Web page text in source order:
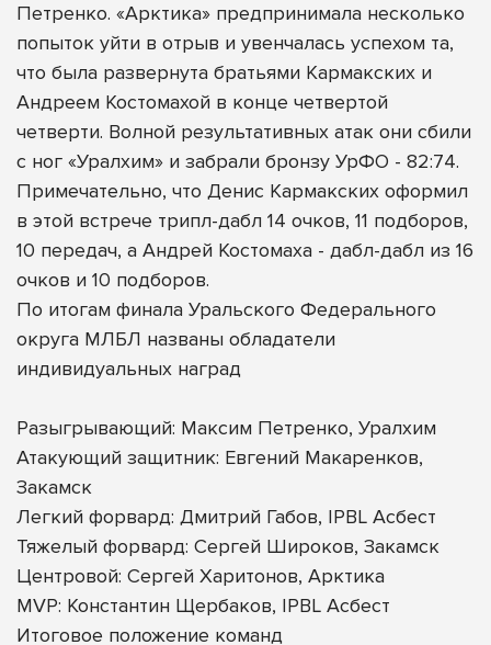
Петренко. «Арктика» предпринимала несколько
попыток уйти в отрыв и увенчалась успехом та,
что была развернута братьями Кармакских и
Андреем Костомахой в конце четвертой
четверти. Волной результативных атак они сбили
с ног «Уралхим» и забрали бронзу УрФО - 82:74.
Примечательно, что Денис Кармакских оформил
в этой встрече трипл-дабл 14 очков, 11 подборов,
10 передач, а Андрей Костомаха - дабл-дабл из 16
очков и 10 подборов.
По итогам финала Уральского Федерального
округа МЛБЛ названы обладатели
индивидуальных наград
Разыгрывающий: Максим Петренко, Уралхим
Атакующий защитник: Евгений Макаренков,
Закамск
Легкий форвард: Дмитрий Габов, IPBL Асбест
Тяжелый форвард: Сергей Широков, Закамск
Центровой: Сергей Харитонов, Арктика
MVP: Константин Щербаков, IPBL Асбест
Итоговое положение команд